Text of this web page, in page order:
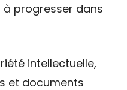
progresser dans
intellectuelle,
et documents